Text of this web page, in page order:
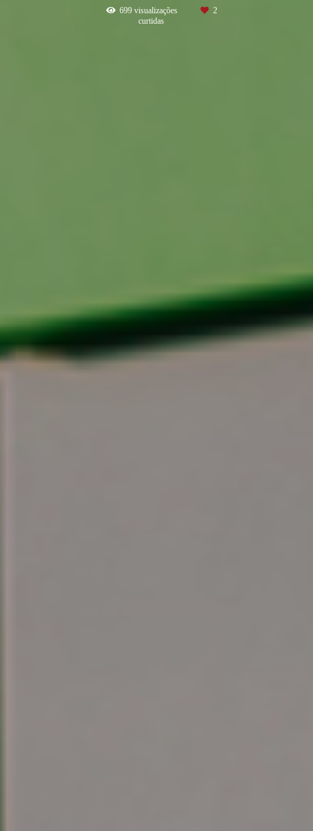
699 visualizações
2
curtidas